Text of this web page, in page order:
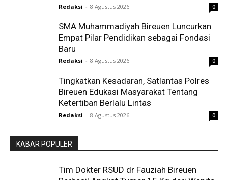
Redaksi - 8 Agustus 2026 0
SMA Muhammadiyah Bireuen Luncurkan
Empat Pilar Pendidikan sebagai Fondasi
Baru
Redaksi - 8 Agustus 2026 0
Tingkatkan Kesadaran, Satlantas Polres
Bireuen Edukasi Masyarakat Tentang
Ketertiban Berlalu Lintas
Redaksi - 8 Agustus 2026 0
KABAR POPULER
Tim Dokter RSUD dr Fauziah Bireuen